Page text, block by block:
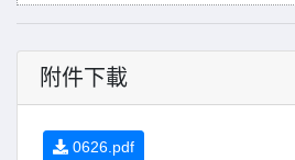
附件下載
0626.pdf